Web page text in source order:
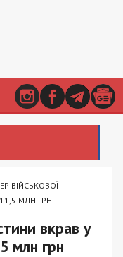
ВІЙСЬКОВОЇ
МЛН ГРН
вкрав у
млн грн